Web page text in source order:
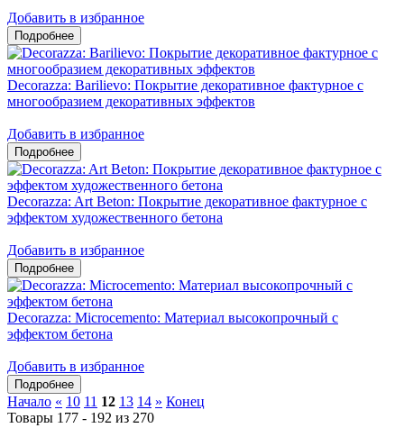
Добавить в избранное
Decorazza: Barilievo: Покрытие декоративное фактурное с
многообразием декоративных эффектов
Добавить в избранное
Decorazza: Art Beton: Покрытие декоративное фактурное с
эффектом художественного бетона
Добавить в избранное
Decorazza: Microcemento: Материал высокопрочный с
эффектом бетона
Добавить в избранное
Начало « 10 11 12 13 14 » Конец
Товары 177 - 192 из 270